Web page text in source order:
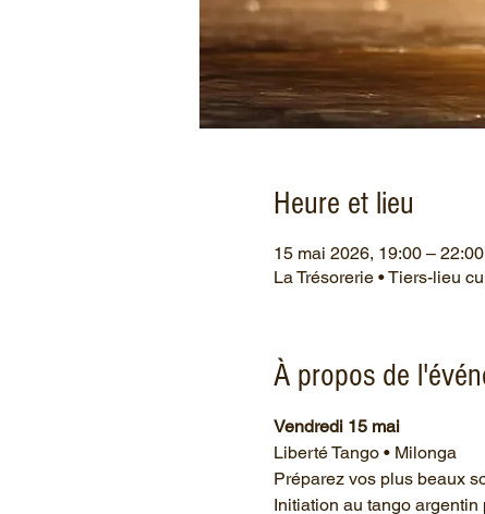
Heure et lieu
15 mai 2026, 19:00 – 22:00
La Trésorerie • Tiers-lieu
À propos de
Vendredi 15 mai
Liberté Tango • Milonga
Préparez vos plus beaux
Initiation au tango argentin